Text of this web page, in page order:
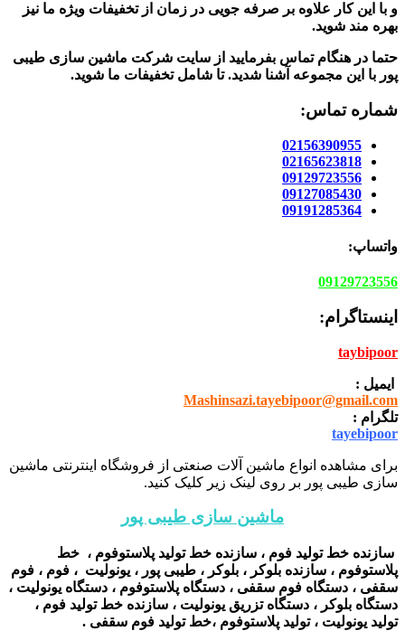
و با این کار علاوه بر صرفه جویی در زمان از تخفیفات ویژه ما نیز
بهره مند شوید.
حتما در هنگام تماس بفرمایید از سایت شرکت ماشین سازی طیبی
پور با این مجموعه آشنا شدید. تا شامل تخفیفات ما شوید.
شماره تماس:
02156390955
02165623818
09129723556
09127085430
09191285364
واتساپ:
09129723556
اینستاگرام:
taybipoor
ایمیل :
Mashinsazi.tayebipoor@gmail.com
تلگرام :
tayebipoor
برای مشاهده انواع ماشین آلات صنعتی از فروشگاه اینترنتی ماشین
سازی طیبی پور بر روی لینک زیر کلیک کنید.
ماشین سازی طیبی پور
سازنده خط تولید فوم ، سازنده خط تولید پلاستوفوم ، خط
پلاستوفوم ، سازنده بلوکر ، بلوکر ، طیبی پور ، یونولیت ، فوم ، فوم
سقفی ، دستگاه فوم سقفی ، دستگاه پلاستوفوم ، دستگاه یونولیت ،
دستگاه بلوکر ، دستگاه تزریق یونولیت ، سازنده خط تولید فوم ،
تولید یونولیت ، تولید پلاستوفوم ،خط تولید فوم سقفی .